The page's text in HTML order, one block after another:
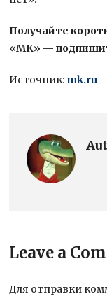
Получайте
«МК» —
Источник: mk.ru
Leave a
Для отправки